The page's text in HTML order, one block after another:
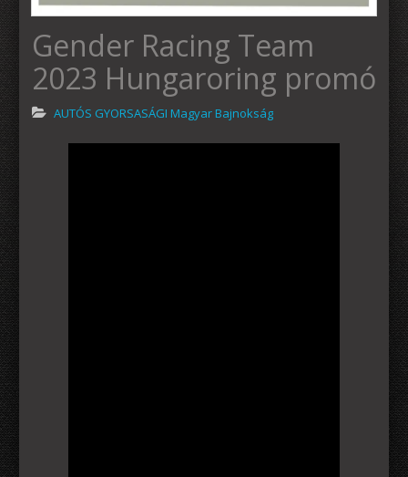
Gender Racing Team
2023 Hungaroring promó
AUTÓS GYORSASÁGI Magyar Bajnokság